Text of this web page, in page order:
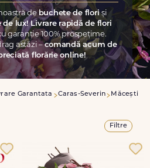
de buchete de floriși
lux! Livrare rapidă de flori
garanție 100% prospețime.
astăzi –comandă acum de
florărie online!
Garantata Caras-Severin Măcești
Filtre